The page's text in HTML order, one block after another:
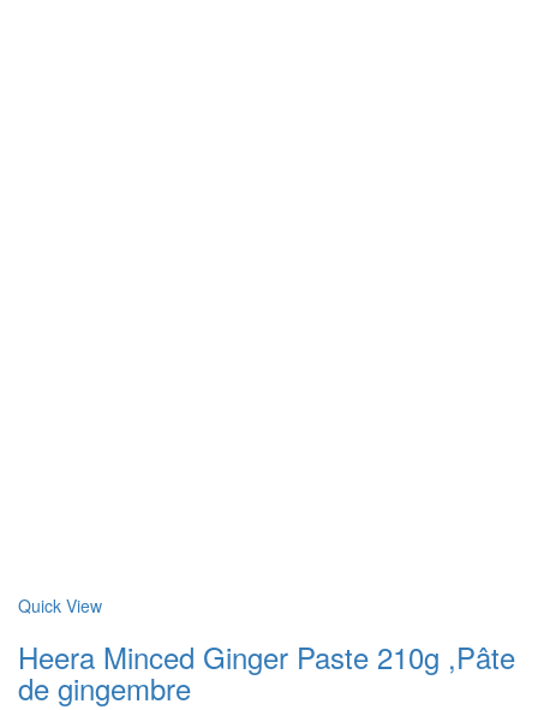
Quick View
Heera Minced Ginger Paste 210g ,Pâte
de gingembre